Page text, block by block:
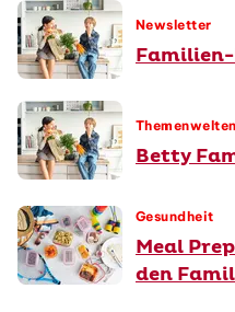
Newsletter
Themenwelten
Betty
Gesundheit
Meal
den